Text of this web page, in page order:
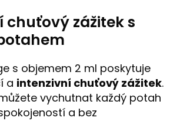
chuťový zážitek s
s objemem 2 ml poskytuje
a intenzivní chuťový zážitek.
vychutnat každý potah
a bez